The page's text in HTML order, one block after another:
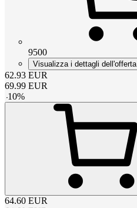
9500
Visualizza i dettagli dell'offerta
62.93 EUR
69.99 EUR
-10%
64.60 EUR